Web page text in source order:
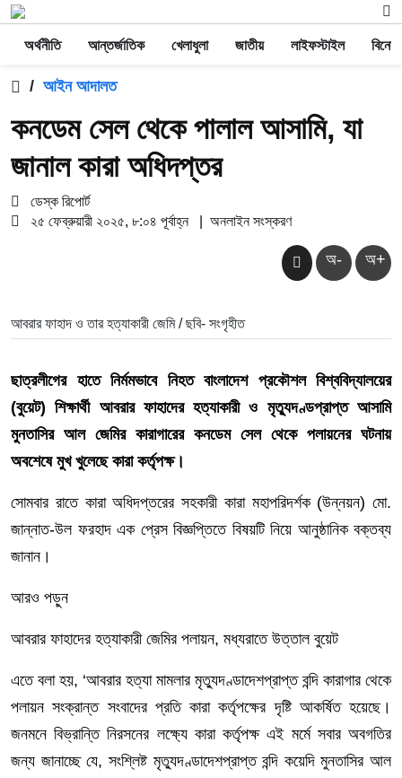
অর্থনীতি আন্তর্জাতিক খেলাধুলা জাতীয় লাইফস্টাইল
/ আইন আদালত
কনডেম সেল থেকে পালাল আসামি, যা
জানাল কারা অধিদপ্তর
ডেস্ক রিপোর্ট
২৫ ফেব্রুয়ারী ২০২৫, ৮:০৪ পূর্বাহ্ন
অনলাইন সংস্করণ
অ- অ+
আবরার ফাহাদ ও তার হত্যাকারী জেমি / ছবি- সংগৃহীত
ছাত্রলীগের হাতে নির্মমভাবে নিহত বাংলাদেশ প্রকৌশল বিশ্ববিদ্যালয়ের
(বুয়েট) শিক্ষার্থী আবরার ফাহাদের হত্যাকারী ও মৃত্যুদণ্ডপ্রাপ্ত আসামি
মুনতাসির আল জেমির কারাগারের কনডেম সেল থেকে পলায়নের ঘটনায়
অবশেষে মুখ খুলেছে কারা কর্তৃপক্ষ।
সোমবার রাতে কারা অধিদপ্তরের সহকারী কারা মহাপরিদর্শক (উন্নয়ন) মো.
জান্নাত-উল ফরহাদ এক প্রেস বিজ্ঞপ্তিতে বিষয়টি নিয়ে আনুষ্ঠানিক বক্তব্য
জানান।
আরও পড়ুন
আবরার ফাহাদের হত্যাকারী জেমির পলায়ন, মধ্যরাতে উত্তাল বুয়েট
এতে বলা হয়, ‘আবরার হত্যা মামলার মৃত্যুদণ্ডাদেশপ্রাপ্ত বন্দি কারাগার থেকে
পলায়ন সংক্রান্ত সংবাদের প্রতি কারা কর্তৃপক্ষের দৃষ্টি আকর্ষিত হয়েছে।
জনমনে বিভ্রান্তি নিরসনের লক্ষ্যে কারা কর্তৃপক্ষ এই মর্মে সবার অবগতির
জন্য জানাচ্ছে যে, সংশ্লিষ্ট মৃত্যুদণ্ডাদেশপ্রাপ্ত বন্দি কয়েদি মুনতাসির আল